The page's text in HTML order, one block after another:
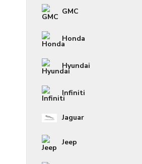
GMC
Honda
Hyundai
Infiniti
Jaguar
Jeep